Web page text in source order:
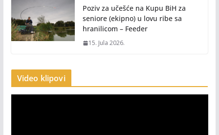
Poziv za učešće na Kupu BiH za
seniore (ekipno) u lovu ribe sa
hranilicom – Feeder
15. Jula 2026.
Video klipovi